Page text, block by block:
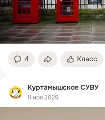
4 Класс
Куртамышское СУВУ
11 ноя 2025